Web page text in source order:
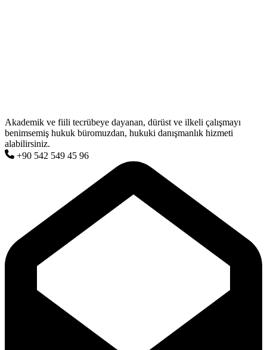
Akademik ve fiili tecrübeye dayanan, dürüst ve ilkeli çalışmayı
benimsemiş hukuk büromuzdan, hukuki danışmanlık hizmeti
alabilirsiniz.
+90 542 549 45 96